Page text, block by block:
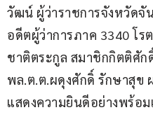
วัฒน์ ผู้ว่าราชการจังหวัด
อดีตผู้ว่าการภาค 3340 โ
ชาติตระกูล สมาชิกกิตติศัก
พล.ต.ต.ผดุงศักดิ์ รักษาสุข
แสดงความยินดีอย่างพร้อม